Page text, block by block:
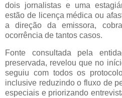
dois jornalistas e uma
estão de licença médica ou
a direção da emissora,
ocorrência de tantos casos.
Fonte consultada pela
preservada, revelou que no
seguiu com todos os
inclusive reduzindo o fluxo de
especiais e priorizando